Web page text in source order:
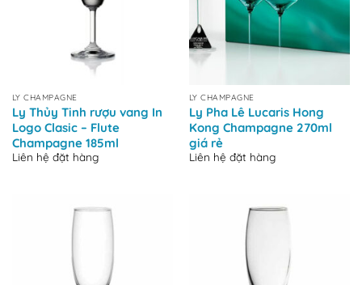
LY CHAMPAGNE
Ly Thủy Tinh rượu vang In
Logo Clasic – Flute
Champagne 185ml
Liên hệ đặt hàng
LY CHAMPAGNE
Ly Pha Lê Lucaris Hong
Kong Champagne 270ml
giá rẻ
Liên hệ đặt hàng